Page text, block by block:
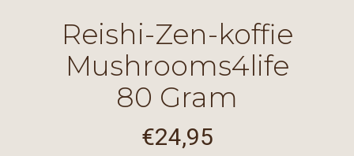
Reishi-Zen-koffie
Mushrooms4life
80 Gram
€24,95